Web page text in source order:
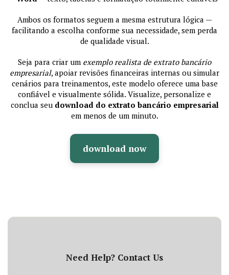
Ambos os formatos seguem a mesma estrutura lógica —
facilitando a escolha conforme sua necessidade, sem perda
de qualidade visual.
Seja para criar um exemplo realista de extrato bancário
empresarial, apoiar revisões financeiras internas ou simular
cenários para treinamentos, este modelo oferece uma base
confiável e visualmente sólida. Visualize, personalize e
conclua seu download do extrato bancário empresarial
em menos de um minuto.
download now
Need Help? Contact Us